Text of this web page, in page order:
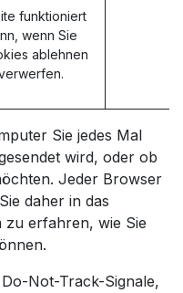
funktioniert
wenn Sie
ablehnen
Sie jedes Mal
wird, oder ob
Jeder Browser
daher in das
erfahren, wie Sie
Not-Track-Signale,